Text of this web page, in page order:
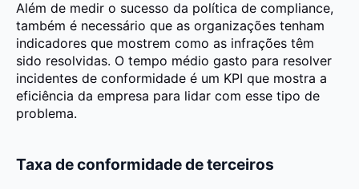
Além de medir o sucesso da política de compliance,
também é necessário que as organizações tenham
indicadores que mostrem como as infrações têm
sido resolvidas. O tempo médio gasto para resolver
incidentes de conformidade é um KPI que mostra a
eficiência da empresa para lidar com esse tipo de
problema.
Taxa de conformidade de terceiros